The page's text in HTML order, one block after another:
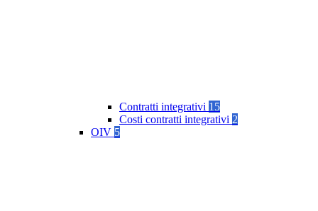
Contratti integrativi 15
Costi contratti integrativi 2
OIV 5